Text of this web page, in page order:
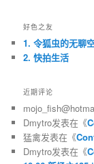
好色之友
1. 令狐虫的无聊
2. 快拍生活
近期评论
Dmytro发表在《
猛禽发表在《
Dmytro发表在《